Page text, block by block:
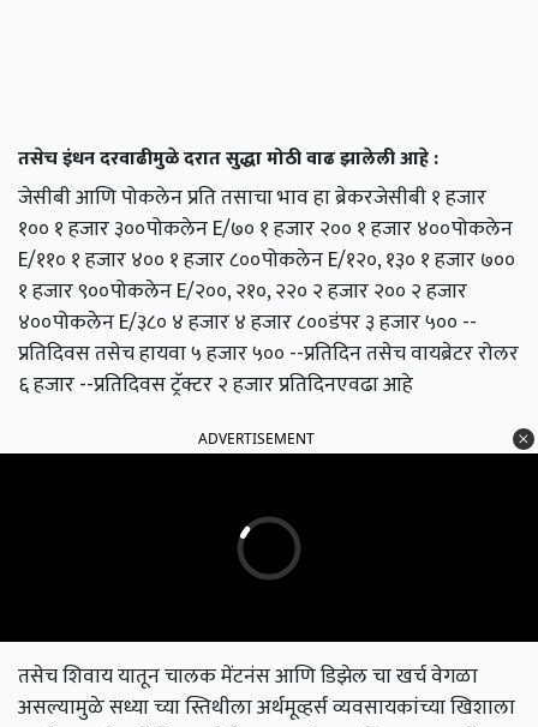
तसेच इंधन दरवाढीमुळे दरात सुद्धा मोठी वाढ झालेली आहे :
जेसीबी आणि पोकलेन प्रति तसाचा भाव हा ब्रेकरजेसीबी १ हजार
१०० १ हजार ३००पोकलेन E/७० १ हजार २०० १ हजार ४००पोकलेन
E/११० १ हजार ४०० १ हजार ८००पोकलेन E/१२०, १३० १ हजार ७००
१ हजार ९००पोकलेन E/२००, २१०, २२० २ हजार २०० २ हजार
४००पोकलेन E/३८० ४ हजार ४ हजार ८००डंपर ३ हजार ५०० --
प्रतिदिवस तसेच हायवा ५ हजार ५०० --प्रतिदिन तसेच वायब्रेटर रोलर
६ हजार --प्रतिदिवस ट्रॅक्टर २ हजार प्रतिदिनएवढा आहे
ADVERTISEMENT
तसेच शिवाय यातून चालक मेंटनंस आणि डिझेल चा खर्च वेगळा
असल्यामुळे सध्या च्या स्तिथीला अर्थमूव्हर्स व्यवसायकांच्या खिशाला